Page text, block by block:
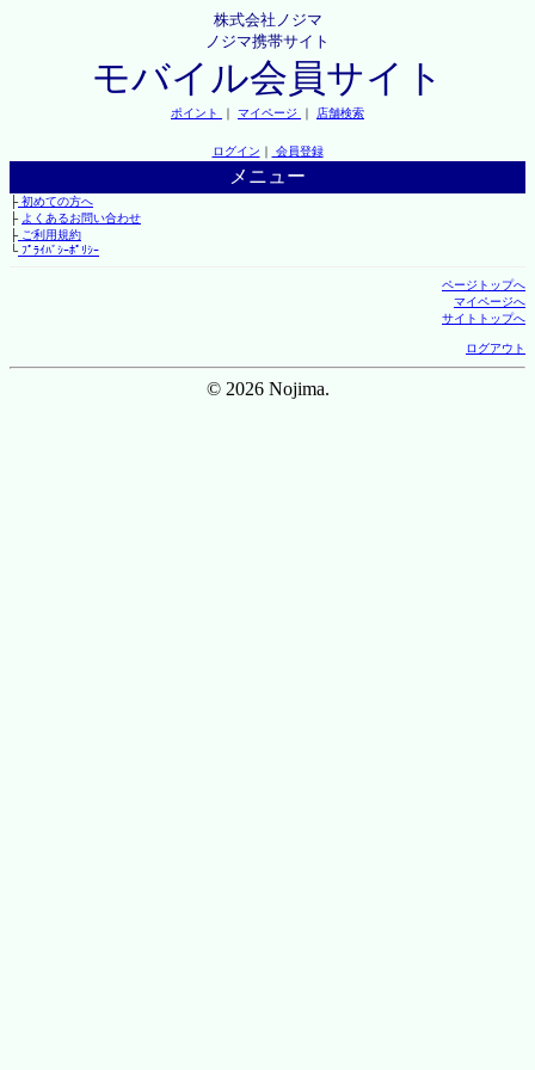
株式会社ノジマ
ノジマ携帯サイト
モバイル会員サイト
ポイント ｜ マイページ ｜ 店舗検索
ログイン ｜ 会員登録
メニュー
├初めての方へ
├ よくあるお問い合わせ
├ご利用規約
└ﾌﾟﾗｲﾊﾞｼｰﾎﾟﾘｼｰ
ページトップへ
マイページへ
サイトトップへ
ログアウト
© 2026 Nojima.